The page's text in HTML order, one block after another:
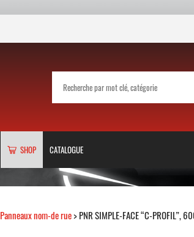
SHOP CATALOGUE
Panneaux nom-de rue> PNR SIMPLE-FACE “C-